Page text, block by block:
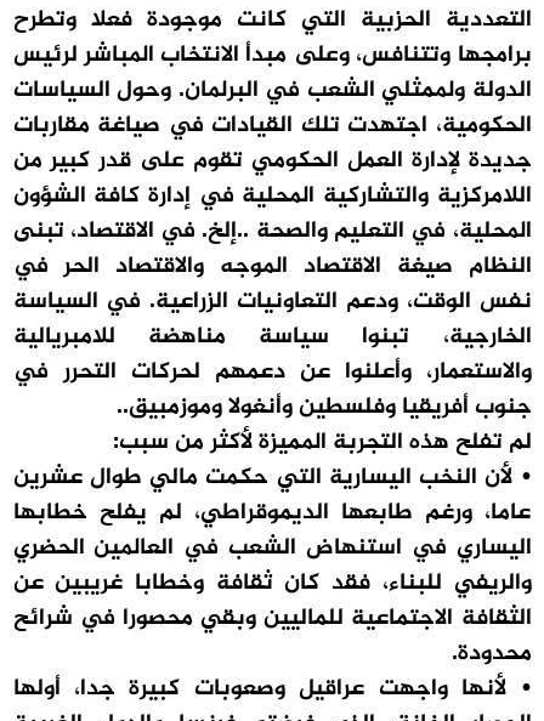
التعددية الحزبية التي كانت موجودة فعلا وتطرح
برامجها وتتنافس، وعلى مبدأ الانتخاب المباشر لرئيس
الدولة ولممثلي الشعب في البرلمان. وحول السياسات
الحكومية، اجتهدت تلك القيادات في صياغة مقاربات
جديدة لإدارة العمل الحكومي تقوم على قدر كبير من
اللامركزية والتشاركية المحلية في إدارة كافة الشؤون
المحلية، في التعليم والصحة ..إلخ. في الاقتصاد، تبنى
النظام صيغة الاقتصاد الموجه والاقتصاد الحر في
نفس الوقت، ودعم التعاونيات الزراعية. في السياسة
الخارجية، تبنوا سياسة مناهضة للامبريالية
والاستعمار، وأعلنوا عن دعمهم لحركات التحرر في
جنوب أفريقيا وفلسطين وأنغولا وموزمبيق..
لم تفلح هذه التجربة المميزة لأكثر من سبب:
• لأن النخب اليسارية التي حكمت مالي طوال عشرين
عاما، ورغم طابعها الديموقراطي، لم يفلح خطابها
اليساري في استنهاض الشعب في العالمين الحضري
والريفي للبناء، فقد كان ثقافة وخطابا غريبين عن
الثقافة الاجتماعية للماليين وبقي محصورا في شرائح
محدودة.
• لأنها واجهت عراقيل وصعوبات كبيرة جدا، أولها